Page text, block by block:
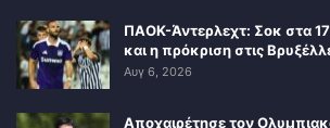
ΠΑΟΚ-Άντερλεχτ: Σοκ στα
και η πρόκριση στις
Αυγ 6, 2026
Αποχαιρέτησε τον